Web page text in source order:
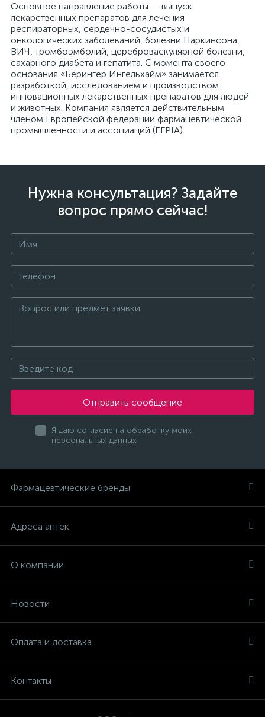
Основное направление работы — выпуск
лекарственных препаратов для лечения
респираторных, сердечно-сосудистых и
онкологических заболеваний, болезни Паркинсона,
ВИЧ, тромбоэмболий, цереброваскулярной болезни,
сахарного диабета и гепатита. С момента своего
основания «Бёрингер Ингельхайм» занимается
разработкой, исследованием и производством
инновационных лекарственных препаратов для людей
и животных. Компания является действительным
членом Европейской федерации фармацевтической
промышленности и ассоциаций (EFPIA).
Нужна консультация? Задайте
вопрос прямо сейчас!
Отправить сообщение
Я даю согласие на обработку моих
персональных данных
Фармацевтические бренды
Адреса аптек
О компании
Новости
Оплата и доставка
Контакты